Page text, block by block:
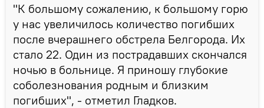
"К большому сожалению, к большому горю
у нас увеличилось количество погибших
после вчерашнего обстрела Белгорода. Их
стало 22. Один из пострадавших скончался
ночью в больнице. Я приношу глубокие
соболезнования родным и близким
погибших", - отметил Гладков.